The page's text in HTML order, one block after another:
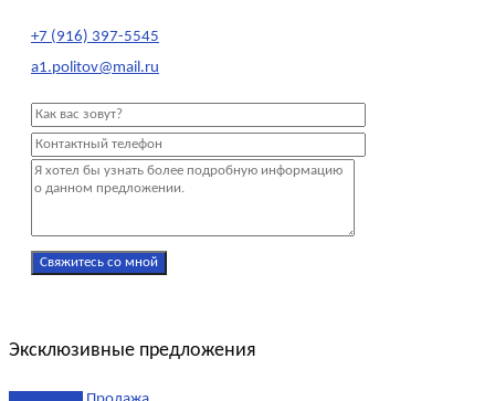
+7 (916) 397-5545
a1.politov@mail.ru
Эксклюзивные предложения